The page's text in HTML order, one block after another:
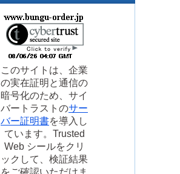
このサイトは、企業
の実在証明と通信の
暗号化のため、サイ
バートラストのサー
バー証明書を導入し
ています。Trusted
Web シールをクリ
ックして、検証結果
をご確認いただけま